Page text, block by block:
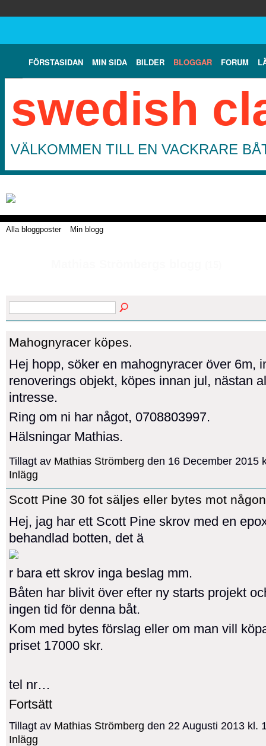
FÖRSTASIDAN MIN SIDA BILDER BLOGGAR FORUM
swedish
VÄLKOMMEN TILL EN VACKRARE
Alla bloggposter Min blogg
Mahognyracer köpes.
Hej hopp, söker en mahognyracer över 6m,
renoverings objekt, köpes innan jul, nästan
intresse.
Ring om ni har något, 0708803997.
Hälsningar Mathias.
Tillagt av Mathias Strömberg den 16 December
Inlägg
Scott Pine 30 fot säljes eller bytes mot
Hej, jag har ett Scott Pine skrov med en
behandlad botten, det ä
r bara ett skrov inga beslag mm.
Båten har blivit över efter ny starts projekt
ingen tid för denna båt.
Kom med bytes förslag eller om man vill
priset 17000 skr.
tel nr…
Fortsätt
Tillagt av Mathias Strömberg den 22 Augusti 2013
Inlägg